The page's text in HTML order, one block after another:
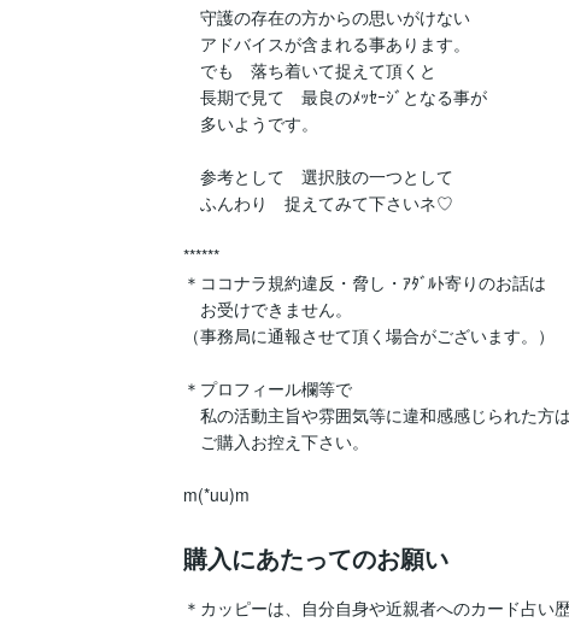
守護の存在の方からの思いがけない
アドバイスが含まれる事あります。
でも　落ち着いて捉えて頂くと
長期で見て　最良のﾒｯｾｰｼﾞとなる事が
多いようです。
参考として　選択肢の一つとして
ふんわり　捉えてみて下さいネ♡
******
＊ココナラ規約違反・脅し・ｱﾀﾞﾙﾄ寄りのお話は
お受けできません。
（事務局に通報させて頂く場合がございます。）
＊プロフィール欄等で
私の活動主旨や雰囲気等に違和感感じられた方は
ご購入お控え下さい。
m(*uu)m
購入にあたってのお願い
＊カッピーは、自分自身や近親者へのカード占い